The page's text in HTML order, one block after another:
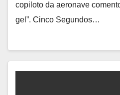
copiloto da aeronave
gel”. Cinco Segundos…